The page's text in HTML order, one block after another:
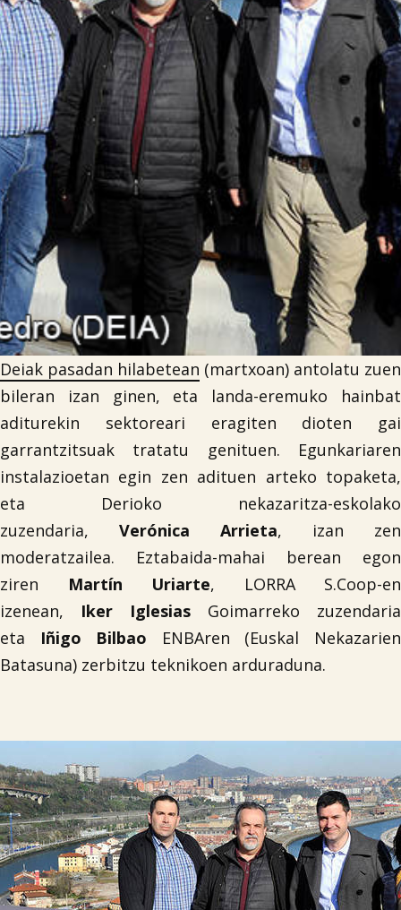
Iragarki-taula
Lursail Market
Deiak pasadan hilabetean (martxoan) antolatu zuen
bileran izan ginen, eta landa-eremuko hainbat
aditurekin sektoreari eragiten dioten gai
garrantzitsuak tratatu genituen. Egunkariaren
instalazioetan egin zen adituen arteko topaketa,
eta Derioko nekazaritza-eskolako
zuzendaria, Verónica Arrieta, izan zen
moderatzailea. Eztabaida-mahai berean egon
ziren
Martín Uriarte, LORRA S.Coop-en
izenean, Iker Iglesias Goimarreko zuzendaria
eta Iñigo Bilbao ENBAren (Euskal Nekazarien
Batasuna) zerbitzu teknikoen arduraduna.